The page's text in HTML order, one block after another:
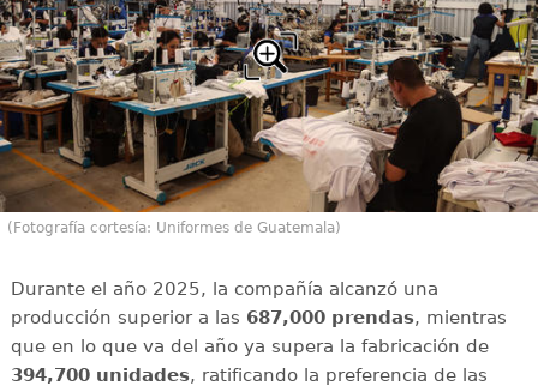
(Fotografía cortesía: Uniformes de Guatemala)
Durante el año 2025, la compañía alcanzó una
producción superior a las 687,000 prendas, mientras
que en lo que va del año ya supera la fabricación de
394,700 unidades, ratificando la preferencia de las